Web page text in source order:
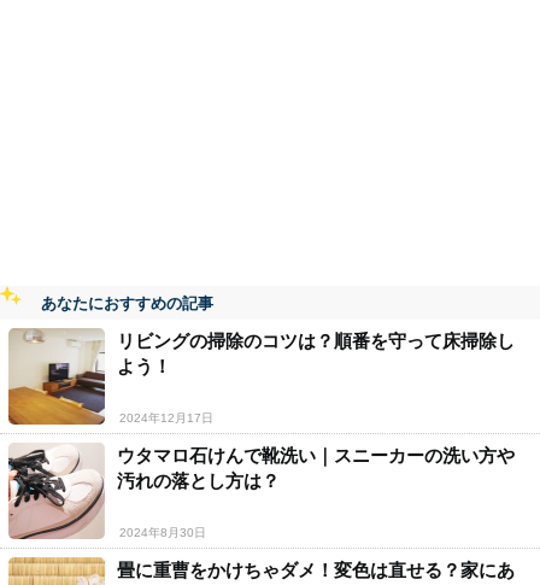
あなたにおすすめの記事
リビングの掃除のコツは？順番を守って床掃除し
よう！
2024年12月17日
ウタマロ石けんで靴洗い｜スニーカーの洗い方や
汚れの落とし方は？
2024年8月30日
畳に重曹をかけちゃダメ！変色は直せる？家にあ